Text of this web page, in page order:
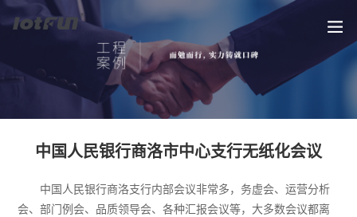
中国人民银行商洛市中心支行无纸化会议
中国人民银行商洛支行内部会议非常多，务虚会、运营分析
会、部门例会、品质领导会、各种汇报会议等，大多数会议都离